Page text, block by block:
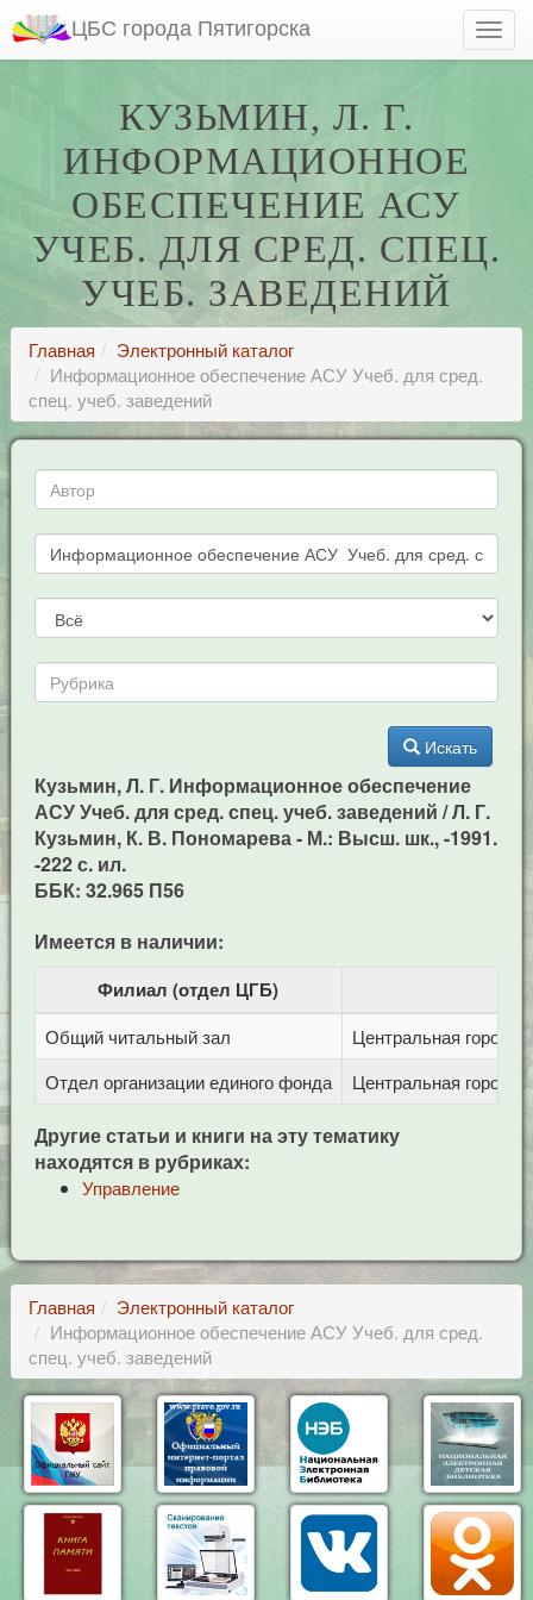
ЦБС города Пятигорска
КУЗЬМИН, Л. Г.
ИНФОРМАЦИОННОЕ
ОБЕСПЕЧЕНИЕ АСУ
УЧЕБ. ДЛЯ СРЕД. СПЕЦ.
УЧЕБ. ЗАВЕДЕНИЙ
Главная
Электронный каталог
Информационное обеспечение АСУ Учеб. для сред.
спец. учеб. заведений
Искать
Кузьмин, Л. Г. Информационное обеспечение
АСУ Учеб. для сред. спец. учеб. заведений / Л. Г.
Кузьмин, К. В. Пономарева - М.: Высш. шк., -1991.
-222 с. ил.
ББК: 32.965 П56
Имеется в наличии:
Филиал (отдел ЦГБ)
Общий читальный зал
Центральная
Отдел организации единого фонда
Центральная
Другие статьи и книги на эту тематику
находятся в рубриках:
Управление
Главная
Электронный каталог
Информационное обеспечение АСУ Учеб. для сред.
спец. учеб. заведений